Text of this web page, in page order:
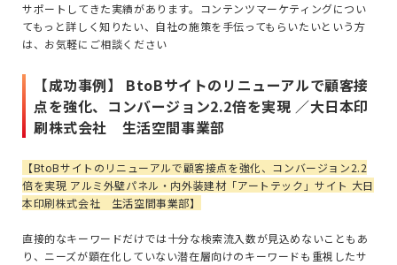
サポートしてきた実績があります。コンテンツマーケティングについ
てもっと詳しく知りたい、自社の施策を手伝ってもらいたいという方
は、お気軽にご相談ください
【成功事例】 BtoBサイトのリニューアルで顧客接
点を強化、コンバージョン2.2倍を実現 ／大日本印
刷株式会社 生活空間事業部
【BtoBサイトのリニューアルで顧客接点を強化、コンバージョン2.2
倍を実現 アルミ外壁パネル・内外装建材「アートテック」サイト 大日
本印刷株式会社 生活空間事業部】
直接的なキーワードだけでは十分な検索流入数が見込めないこともあ
り、ニーズが顕在化していない潜在層向けのキーワードも重視したサ